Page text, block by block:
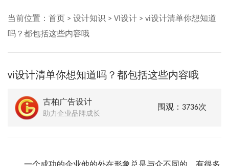
当前位置： 首页 > 设计知识 > VI设计 > vi设计清单你想知道
吗？都包括这些内容哦
vi设计清单你想知道吗？都包括这些内容哦
古柏广告设计
助力企业品牌成长
围观：3736次